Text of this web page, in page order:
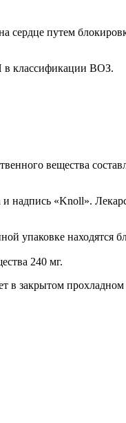
сердце путем
в классификации ВОЗ.
вещества
надпись «Knoll».
упаковке находятся
240 мг.
в закрытом